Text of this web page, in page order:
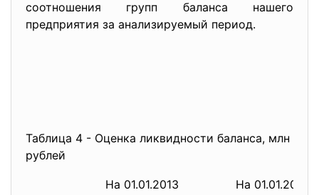
соотношения групп баланса нашего
предприятия за анализируемый период.
Таблица 4 - Оценка ликвидности баланса, млн
рублей
На 01.01.2013 На 01.01.2014